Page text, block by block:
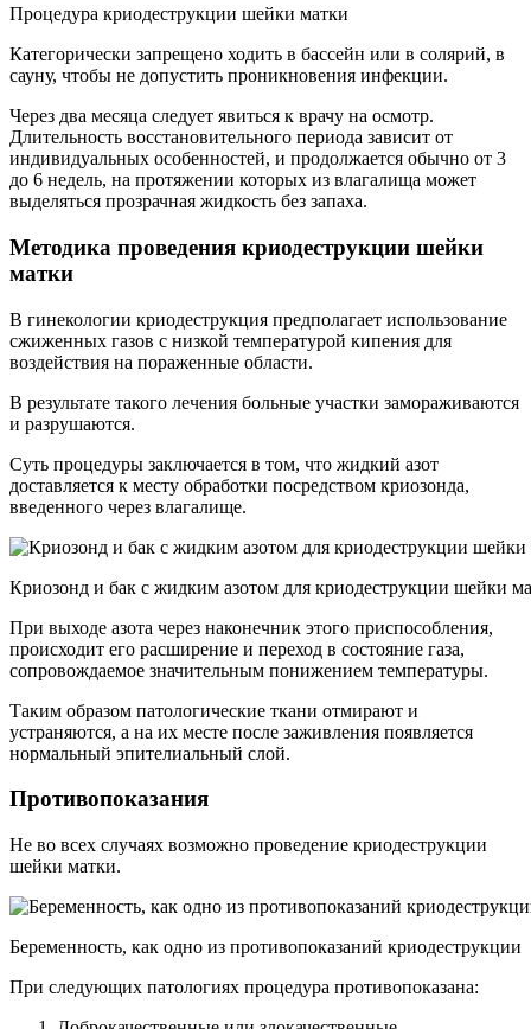
Процедура криодеструкции шейки матки
Категорически запрещено ходить в бассейн или в солярий, в
сауну, чтобы не допустить проникновения инфекции.
Через два месяца следует явиться к врачу на осмотр.
Длительность восстановительного периода зависит от
индивидуальных особенностей, и продолжается обычно от 3
до 6 недель, на протяжении которых из влагалища может
выделяться прозрачная жидкость без запаха.
Методика проведения криодеструкции шейки
матки
В гинекологии криодеструкция предполагает использование
сжиженных газов с низкой температурой кипения для
воздействия на пораженные области.
В результате такого лечения больные участки замораживаются
и разрушаются.
Суть процедуры заключается в том, что жидкий азот
доставляется к месту обработки посредством криозонда,
введенного через влагалище.
Криозонд и бак с жидким азотом для криодеструкции шейки
При выходе азота через наконечник этого приспособления,
происходит его расширение и переход в состояние газа,
сопровождаемое значительным понижением температуры.
Таким образом патологические ткани отмирают и
устраняются, а на их месте после заживления появляется
нормальный эпителиальный слой.
Противопоказания
Не во всех случаях возможно проведение криодеструкции
шейки матки.
Беременность, как одно из противопоказаний криодеструкции
При следующих патологиях процедура противопоказана: